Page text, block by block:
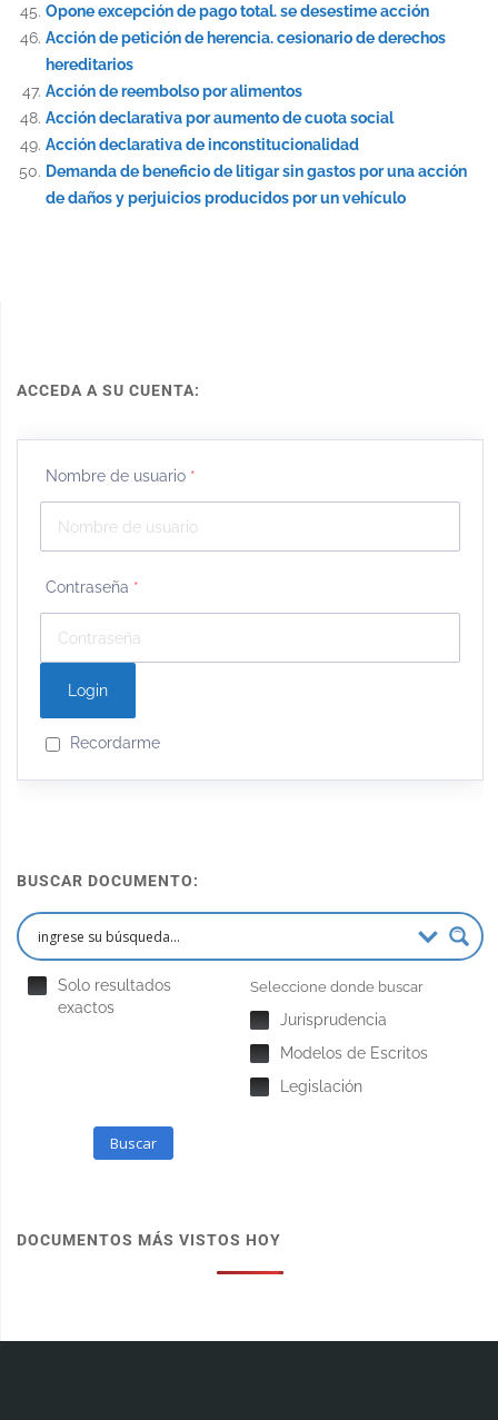
Opone excepción de pago total. se desestime acción
Acción de petición de herencia. cesionario de derechos
hereditarios
Acción de reembolso por alimentos
Acción declarativa por aumento de cuota social
Acción declarativa de inconstitucionalidad
Demanda de beneficio de litigar sin gastos por una acción
de daños y perjuicios producidos por un vehículo
ACCEDA A SU CUENTA:
Nombre de usuario *
Contraseña *
Recordarme
BUSCAR DOCUMENTO:
Solo resultados
exactos
Seleccione donde buscar
Jurisprudencia
Modelos de Escritos
Legislación
Buscar
DOCUMENTOS MÁS VISTOS HOY